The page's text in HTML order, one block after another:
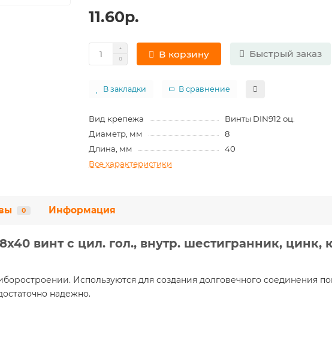
11.60р.
В корзину Быстрый заказ
В закладки В сравнение
Вид крепежа
Винты DIN912 оц.
Диаметр, мм
8
Длина, мм
40
Все характеристики
0 Информация
винт с цил. гол., внутр. шестигранник, цинк,
Используются для создания долговечного соединения
надежно.